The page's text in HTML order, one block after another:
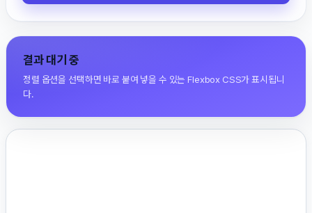
결과 대기 중
정렬 옵션을 선택하면 바로 붙여 넣을 수 있는 Flexbox CSS가 표시됩니
다.